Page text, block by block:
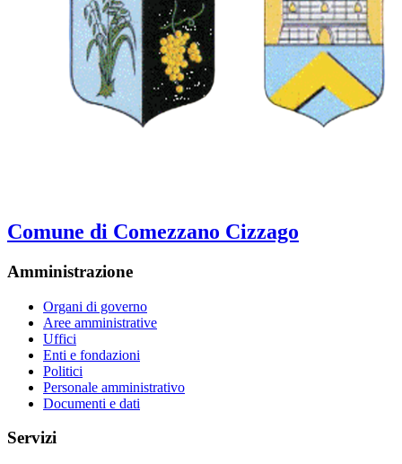
Comune di Comezzano Cizzago
Amministrazione
Organi di governo
Aree amministrative
Uffici
Enti e fondazioni
Politici
Personale amministrativo
Documenti e dati
Servizi